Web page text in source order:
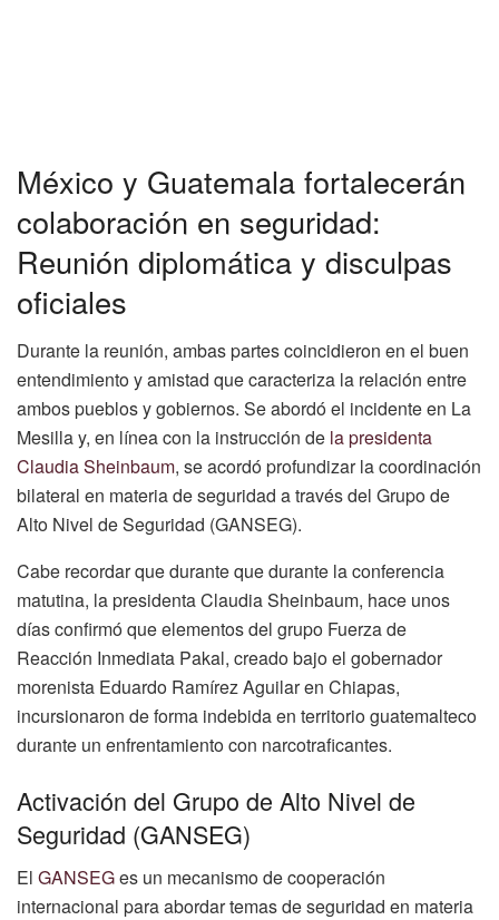
México y Guatemala fortalecerán
colaboración en seguridad:
Reunión diplomática y disculpas
oficiales
Durante la reunión, ambas partes coincidieron en el buen
entendimiento y amistad que caracteriza la relación entre
ambos pueblos y gobiernos. Se abordó el incidente en La
Mesilla y, en línea con la instrucción de la presidenta
Claudia Sheinbaum, se acordó profundizar la coordinación
bilateral en materia de seguridad a través del Grupo de
Alto Nivel de Seguridad (GANSEG).
Cabe recordar que durante que durante la conferencia
matutina, la presidenta Claudia Sheinbaum, hace unos
días confirmó que elementos del grupo Fuerza de
Reacción Inmediata Pakal, creado bajo el gobernador
morenista Eduardo Ramírez Aguilar en Chiapas,
incursionaron de forma indebida en territorio guatemalteco
durante un enfrentamiento con narcotraficantes.
Activación del Grupo de Alto Nivel de
Seguridad (GANSEG)
El GANSEGes un mecanismo de cooperación
internacional para abordar temas de seguridad en materia